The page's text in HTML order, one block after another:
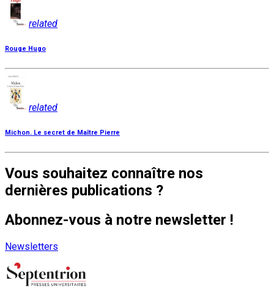
related
Rouge Hugo
related
Michon. Le secret de Maître Pierre
Vous souhaitez connaître nos
dernières publications ?
Abonnez-vous à notre newsletter !
Newsletters